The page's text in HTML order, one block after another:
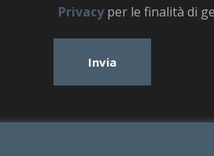
Privacyper le finalità di